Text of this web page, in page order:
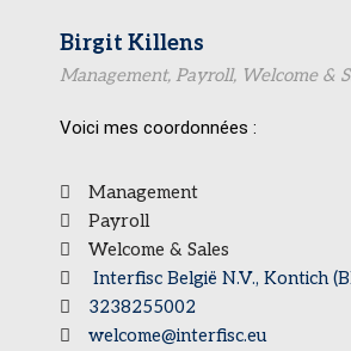
Birgit Killens
Management, Payroll, Welcome &
Voici mes coordonnées :
Management
Payroll
Welcome & Sales
Interfisc België N.V., Kontich
3238255002
welcome@interfisc.eu